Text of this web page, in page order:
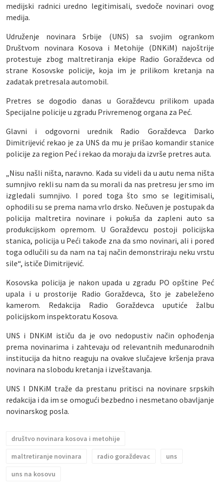
medijski radnici uredno legitimisali, svedoče novinari ovog
medija.
Udruženje novinara Srbije (UNS) sa svojim ogrankom
Društvom novinara Kosova i Metohije (DNKiM) najoštrije
protestuje zbog maltretiranja ekipe Radio Goraždevca od
strane Kosovske policije, koja im je prilikom kretanja na
zadatak pretresala automobil.
Pretres se dogodio danas u Goraždevcu prilikom upada
Specijalne policije u zgradu Privremenog organa za Peć.
Glavni i odgovorni urednik Radio Goraždevca Darko
Dimitrijević rekao je za UNS da mu je prišao komandir stanice
policije za region Peć i rekao da moraju da izvrše pretres auta.
„Nisu našli ništa, naravno. Kada su videli da u autu nema ništa
sumnjivo rekli su nam da su morali da nas pretresu jer smo im
izgledali sumnjivo. I pored toga što smo se legitimisali,
ophodili su se prema nama vrlo drsko. Nečuven je postupak da
policija maltretira novinare i pokuša da zapleni auto sa
produkcijskom opremom. U Goraždevcu postoji policijska
stanica, policija u Peći takođe zna da smo novinari, ali i pored
toga odlučili su da nam na taj način demonstriraju neku vrstu
sile“, ističe Dimitrijević.
Kosovska policija je nakon upada u zgradu PO opštine Peć
upala i u prostorije Radio Goraždevca, što je zabeleženo
kamerom. Redakcija Radio Goraždevca uputiće žalbu
policijskom inspektoratu Kosova.
UNS i DNKiM ističu da je ovo nedopustiv način ophođenja
prema novinarima i zahtevaju od relevantnih međunarodnih
institucija da hitno reaguju na ovakve slučajeve kršenja prava
novinara na slobodu kretanja i izveštavanja.
UNS I DNKiM traže da prestanu pritisci na novinare srpskih
redakcija i da im se omogući bezbedno i nesmetano obavljanje
novinarskog posla.
društvo novinara kosova i metohije
maltretiranje novinara
radio goraždevac
uns
uns na kosovu